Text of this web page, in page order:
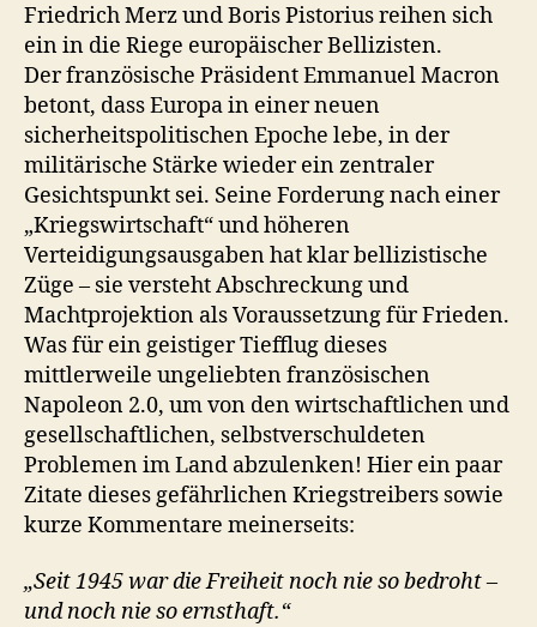
Friedrich Merz und Boris Pistorius reihen sich
ein in die Riege europäischer Bellizisten.
Der französische Präsident Emmanuel Macron
betont, dass Europa in einer neuen
sicherheitspolitischen Epoche lebe, in der
militärische Stärke wieder ein zentraler
Gesichtspunkt sei. Seine Forderung nach einer
„Kriegswirtschaft“ und höheren
Verteidigungsausgaben hat klar bellizistische
Züge – sie versteht Abschreckung und
Machtprojektion als Voraussetzung für Frieden.
Was für ein geistiger Tiefflug dieses
mittlerweile ungeliebten französischen
Napoleon 2.0, um von den wirtschaftlichen und
gesellschaftlichen, selbstverschuldeten
Problemen im Land abzulenken! Hier ein paar
Zitate dieses gefährlichen Kriegstreibers sowie
kurze Kommentare meinerseits:
„Seit 1945 war die Freiheit noch nie so bedroht –
und noch nie so ernsthaft.“